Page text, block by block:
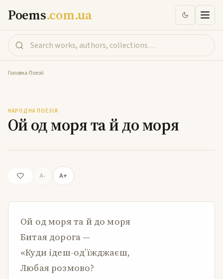
Poems.com.ua
Головна-Поезії
НАРОДНА ПОЕЗІЯ
Ой од моря та й до моря
A- A+
Ой од моря та й до моря
Битая дорога —
«Куди ідеш-од’їжджаєш,
Любая розмово?